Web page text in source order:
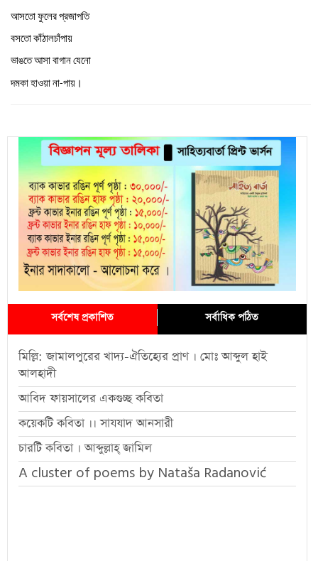
আসতোফুলেরপ্রজাপতি
বসতোকাঁঠালচাঁপায়
ভাঙতেআসাবাগানযেনো
দমকাহাওয়ানা-পায়।
সর্বশেষ প্রকাশিত সর্বাধিক পঠিত
মিল্লি: জামালপুরের খাদ্য-ঐতিহ্যের প্রাণ । মোঃ আব্দুল হাই
আলহাদী
আবিদ ফায়সালের একগুচ্ছ কবিতা
কয়েকটি কবিতা ।। সাযযাদ আনসারী
চারটি কবিতা । আব্দুল্লাহ্ জামিল
A cluster of poems by Nataša Radanović